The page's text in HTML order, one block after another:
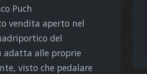
Puch
vendita aperto nel
del
adatta alle proprie
visto che pedalare